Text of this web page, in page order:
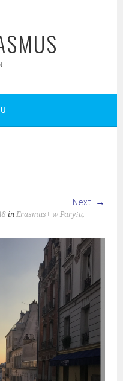
Next
inErasmus+ w Paryżu,